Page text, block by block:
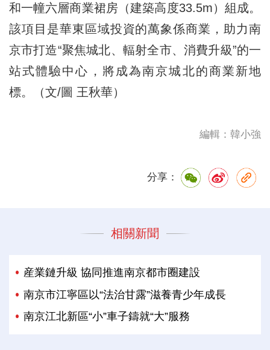
和一幢六層商業裙房（建築高度33.5m）組成。
該項目是華東區域投資的萬象係商業，助力南
京市打造“聚焦城北、輻射全市、消費升級”的一
站式體驗中心，將成為南京城北的商業新地
標。（文/圖 王秋華）
編輯：韓小強
分享：
相關新聞
産業鏈升級 協同推進南京都市圈建設
南京市江寧區以“法治甘露”滋養青少年成長
南京江北新區“小”車子鑄就“大”服務